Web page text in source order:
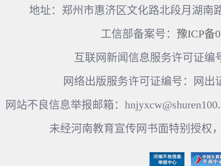
地址：郑州市惠济区文化路北段月湖南
工信部备案号： 豫ICP备
互联网新闻信息服务许可证编
网络出版服务许可证编号：网出
网站不良信息举报邮箱：
未经河南教育宣传网书面特别授权